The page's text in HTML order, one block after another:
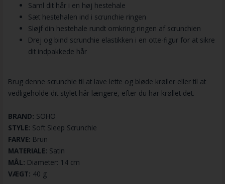
Saml dit hår i en høj hestehale
Sæt hestehalen ind i scrunchie ringen
Sløjf din hestehale rundt omkring ringen af scrunchien
Drej og bind scrunchie elastikken i en otte-figur for at sikre
dit indpakkede hår
Brug denne scrunchie til at lave lette og bløde krøller eller til at
vedligeholde dit stylet hår længere, efter du har krøllet det.
BRAND: SOHO
STYLE: Soft Sleep Scrunchie
FARVE: Brun
MATERIALE: Satin
MÅL: Diameter: 14 cm
VÆGT: 40 g